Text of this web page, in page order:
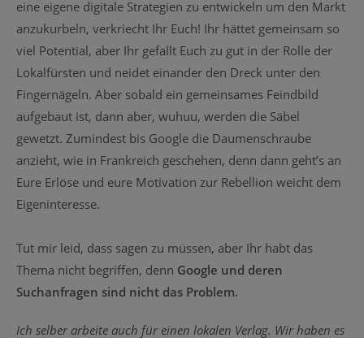
eine eigene digitale Strategien zu entwickeln um den Markt
anzukurbeln, verkriecht Ihr Euch! Ihr hättet gemeinsam so
viel Potential, aber Ihr gefallt Euch zu gut in der Rolle der
Lokalfürsten und neidet einander den Dreck unter den
Fingernägeln. Aber sobald ein gemeinsames Feindbild
aufgebaut ist, dann aber, wuhuu, werden die Säbel
gewetzt. Zumindest bis Google die Daumenschraube
anzieht, wie in Frankreich geschehen, denn dann geht’s an
Eure Erlöse und eure Motivation zur Rebellion weicht dem
Eigeninteresse.
Tut mir leid, dass sagen zu müssen, aber Ihr habt das
Thema nicht begriffen, denn Google und deren
Suchanfragen sind nicht das Problem.
Ich selber arbeite auch für einen lokalen Verlag. Wir haben es